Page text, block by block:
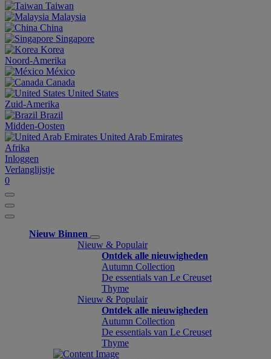
Taiwan
Malaysia
China
Singapore
Korea
Noord-Amerika
México
Canada
United States
Zuid-Amerika
Brazil
Midden-Oosten
United Arab Emirates
Afrika
Inloggen
Verlanglijstje
0
Nieuw Binnen
Nieuw & Populair
Ontdek alle nieuwigheden
Autumn Collection
De essentials van Le Creuset
Thyme
Nieuw & Populair
Ontdek alle nieuwigheden
Autumn Collection
De essentials van Le Creuset
Thyme